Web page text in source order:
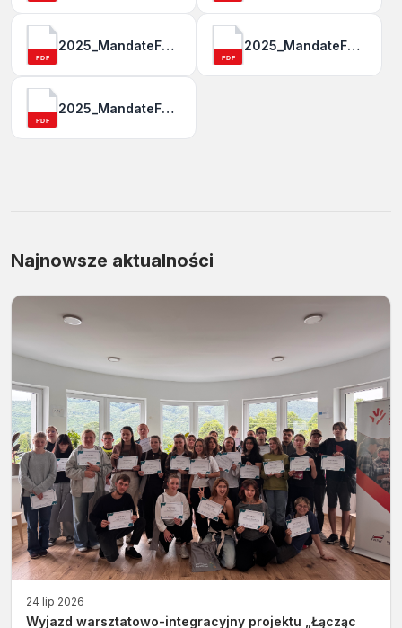
PDF
2025_MandateForLeadership_CHAPTER-11.pdf
PDF
2025_MandateForLeadership_CHAPTER-06.pdf
PDF
2025_MandateForLeadership_CHAPTER-03.pdf
Najnowsze aktualności
24 lip 2026
Wyjazd warsztatowo-integracyjny projektu „Łącząc